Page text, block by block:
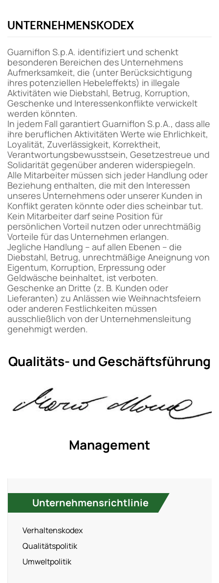
UNTERNEHMENSKODEX
Guarniflon S.p.A. identifiziert und schenkt
besonderen Bereichen des Unternehmens
Aufmerksamkeit, die (unter Berücksichtigung
ihres potenziellen Hebeleffekts) in illegale
Aktivitäten wie Diebstahl, Betrug, Korruption,
Geschenke und Interessenkonflikte verwickelt
werden könnten.
In jedem Fall garantiert Guarniflon S.p.A., dass alle
ihre beruflichen Aktivitäten Werte wie Ehrlichkeit,
Loyalität, Zuverlässigkeit, Korrektheit,
Verantwortungsbewusstsein, Gesetzestreue und
Solidarität gegenüber anderen widerspiegeln.
Alle Mitarbeiter müssen sich jeder Handlung oder
Beziehung enthalten, die mit den Interessen
unseres Unternehmens oder unserer Kunden in
Konflikt geraten könnte oder dies scheinbar tut.
Kein Mitarbeiter darf seine Position für
persönlichen Vorteil nutzen oder unrechtmäßig
Vorteile für das Unternehmen erlangen.
Jegliche Handlung – auf allen Ebenen – die
Diebstahl, Betrug, unrechtmäßige Aneignung von
Eigentum, Korruption, Erpressung oder
Geldwäsche beinhaltet, ist verboten.
Geschenke an Dritte (z. B. Kunden oder
Lieferanten) zu Anlässen wie Weihnachtsfeiern
oder anderen Festlichkeiten müssen
ausschließlich von der Unternehmensleitung
genehmigt werden.
Qualitäts- und Geschäftsführung
Management
Unternehmensrichtlinie
Verhaltenskodex
Qualitätspolitik
Umweltpolitik